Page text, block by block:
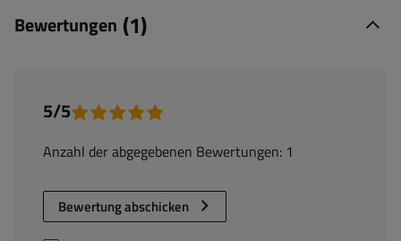
Bewertungen (1)
5/5
Anzahl der abgegebenen Bewertungen: 1
Bewertung abschicken